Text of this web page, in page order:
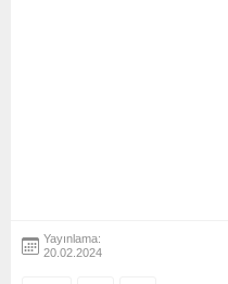
Yayınlama:
20.02.2024